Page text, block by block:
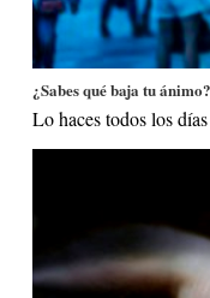
¿Sabes qué baja tu ánimo?
Lo haces todos los